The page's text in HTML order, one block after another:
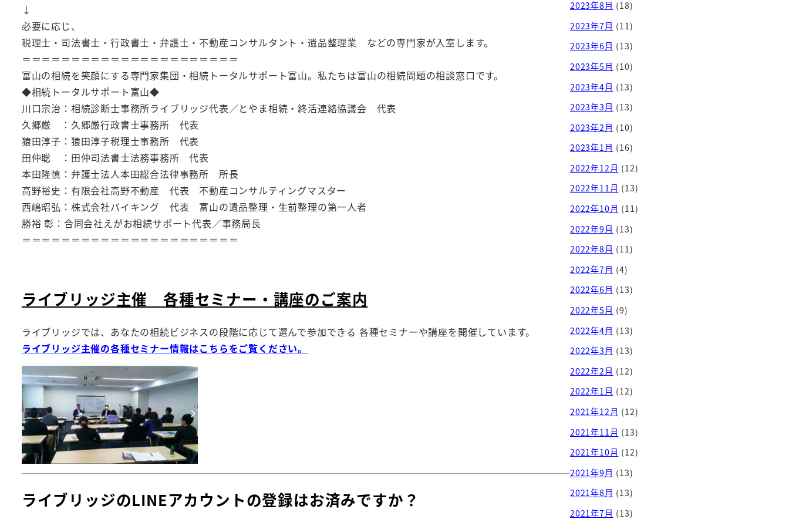
↓
必要に応じ、
税理士・司法書士・行政書士・弁護士・不動産コンサルタント・遺品整理業 などの専門家が入室します。
＝＝＝＝＝＝＝＝＝＝＝＝＝＝＝＝＝＝＝＝＝＝
富山の相続を笑顔にする専門家集団・相続トータルサポート富山。私たちは富山の相続問題の相談窓口です。
◆相続トータルサポート富山◆
川口宗治：相続診断士事務所ライブリッジ代表／とやま相続・終活連絡協議会 代表
久郷厳 ：久郷厳行政書士事務所 代表
猿田淳子：猿田淳子税理士事務所 代表
田仲聡 ：田仲司法書士法務事務所 代表
本田隆慎：弁護士法人本田総合法律事務所 所長
高野裕史：有限会社高野不動産 代表 不動産コンサルティングマスター
西嶋昭弘：株式会社バイキング 代表 富山の遺品整理・生前整理の第一人者
勝裕 彰：合同会社えがお相続サポート代表／事務局長
＝＝＝＝＝＝＝＝＝＝＝＝＝＝＝＝＝＝＝＝＝＝
ライブリッジ主催 各種セミナー・講座のご案内
ライブリッジでは、あなたの相続ビジネスの段階に応じて選んで参加できる 各種セミナーや講座を開催しています。
ライブリッジ主催の各種セミナー情報はこちらをご覧ください。
ライブリッジのLINEアカウントの登録はお済みですか？
2023年8月 (18)
2023年7月 (11)
2023年6月 (13)
2023年5月 (10)
2023年4月 (13)
2023年3月 (13)
2023年2月 (10)
2023年1月 (16)
2022年12月 (12)
2022年11月 (13)
2022年10月 (11)
2022年9月 (13)
2022年8月 (11)
2022年7月 (4)
2022年6月 (13)
2022年5月 (9)
2022年4月 (13)
2022年3月 (13)
2022年2月 (12)
2022年1月 (12)
2021年12月 (12)
2021年11月 (13)
2021年10月 (12)
2021年9月 (13)
2021年8月 (13)
2021年7月 (13)